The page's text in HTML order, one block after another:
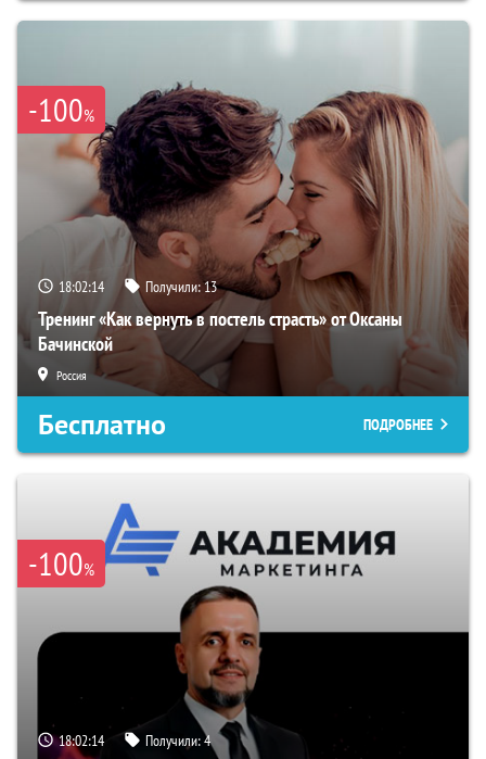
-100%
18:02:13 Получили:13
Тренинг «Как вернуть в постель страсть» от Оксаны
Бачинской
Россия
Бесплатно ПОДРОБНЕЕ
-100%
18:02:13 Получили:4